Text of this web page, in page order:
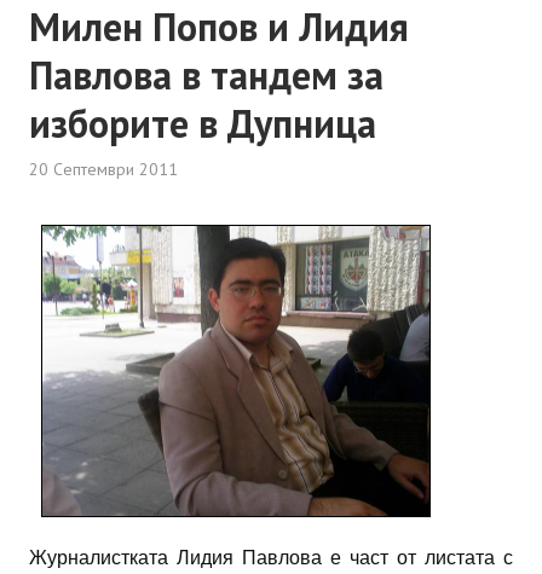
Милен Попов и Лидия
Павлова в тандем за
изборите в Дупница
20 Септември 2011
Журналистката Лидия Павлова е част от листата с